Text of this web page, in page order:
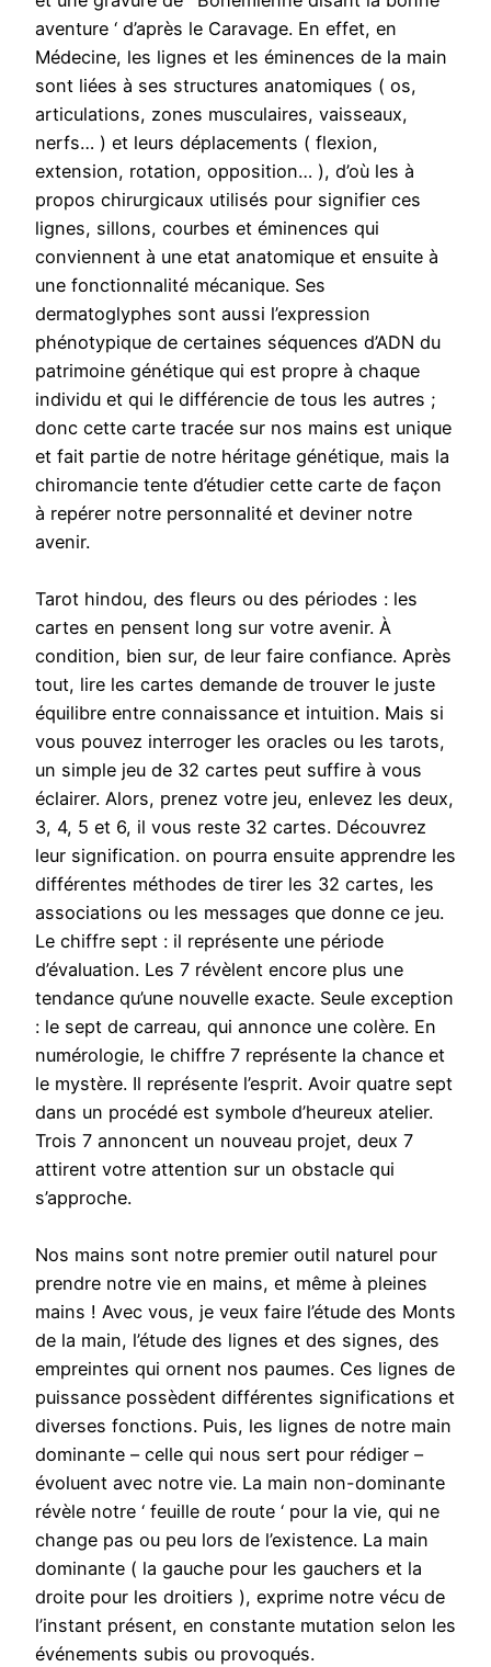
aventure ‘ d’après le Caravage. En effet, en
Médecine, les lignes et les éminences de la main
sont liées à ses structures anatomiques ( os,
articulations, zones musculaires, vaisseaux,
nerfs… ) et leurs déplacements ( flexion,
extension, rotation, opposition… ), d’où les à
propos chirurgicaux utilisés pour signifier ces
lignes, sillons, courbes et éminences qui
conviennent à une etat anatomique et ensuite à
une fonctionnalité mécanique. Ses
dermatoglyphes sont aussi l’expression
phénotypique de certaines séquences d’ADN du
patrimoine génétique qui est propre à chaque
individu et qui le différencie de tous les autres ;
donc cette carte tracée sur nos mains est unique
et fait partie de notre héritage génétique, mais la
chiromancie tente d’étudier cette carte de façon
à repérer notre personnalité et deviner notre
avenir.
Tarot hindou, des fleurs ou des périodes : les
cartes en pensent long sur votre avenir. À
condition, bien sur, de leur faire confiance. Après
tout, lire les cartes demande de trouver le juste
équilibre entre connaissance et intuition. Mais si
vous pouvez interroger les oracles ou les tarots,
un simple jeu de 32 cartes peut suffire à vous
éclairer. Alors, prenez votre jeu, enlevez les deux,
3, 4, 5 et 6, il vous reste 32 cartes. Découvrez
leur signification. on pourra ensuite apprendre les
différentes méthodes de tirer les 32 cartes, les
associations ou les messages que donne ce jeu.
Le chiffre sept : il représente une période
d’évaluation. Les 7 révèlent encore plus une
tendance qu’une nouvelle exacte. Seule exception
: le sept de carreau, qui annonce une colère. En
numérologie, le chiffre 7 représente la chance et
le mystère. Il représente l’esprit. Avoir quatre sept
dans un procédé est symbole d’heureux atelier.
Trois 7 annoncent un nouveau projet, deux 7
attirent votre attention sur un obstacle qui
s’approche.
Nos mains sont notre premier outil naturel pour
prendre notre vie en mains, et même à pleines
mains ! Avec vous, je veux faire l’étude des Monts
de la main, l’étude des lignes et des signes, des
empreintes qui ornent nos paumes. Ces lignes de
puissance possèdent différentes significations et
diverses fonctions. Puis, les lignes de notre main
dominante – celle qui nous sert pour rédiger –
évoluent avec notre vie. La main non-dominante
révèle notre ‘ feuille de route ‘ pour la vie, qui ne
change pas ou peu lors de l’existence. La main
dominante ( la gauche pour les gauchers et la
droite pour les droitiers ), exprime notre vécu de
l’instant présent, en constante mutation selon les
événements subis ou provoqués.